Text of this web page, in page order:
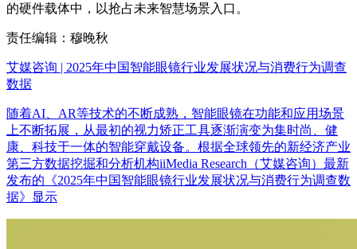
的硬件载体中，以抢占未来智慧场景入口。
责任编辑：穆晚秋
艾媒咨询 | 2025年中国智能眼镜行业发展状况与消费行为调查
数据
随着AI、AR等技术的不断成熟，智能眼镜在功能和应用场景
上不断拓展，从最初的视力矫正工具逐渐演变为集时尚、健
康、科技于一体的智能穿戴设备。根据全球领先的新经济产业
第三方数据挖掘和分析机构iiMedia Research（艾媒咨询）最新
发布的《2025年中国智能眼镜行业发展状况与消费行为调查数
据》显示